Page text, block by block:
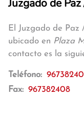
Juzgado de
El Juzgado de Paz
ubicado en Plaza
contacto es la
Teléfono:
Fax: 967382408